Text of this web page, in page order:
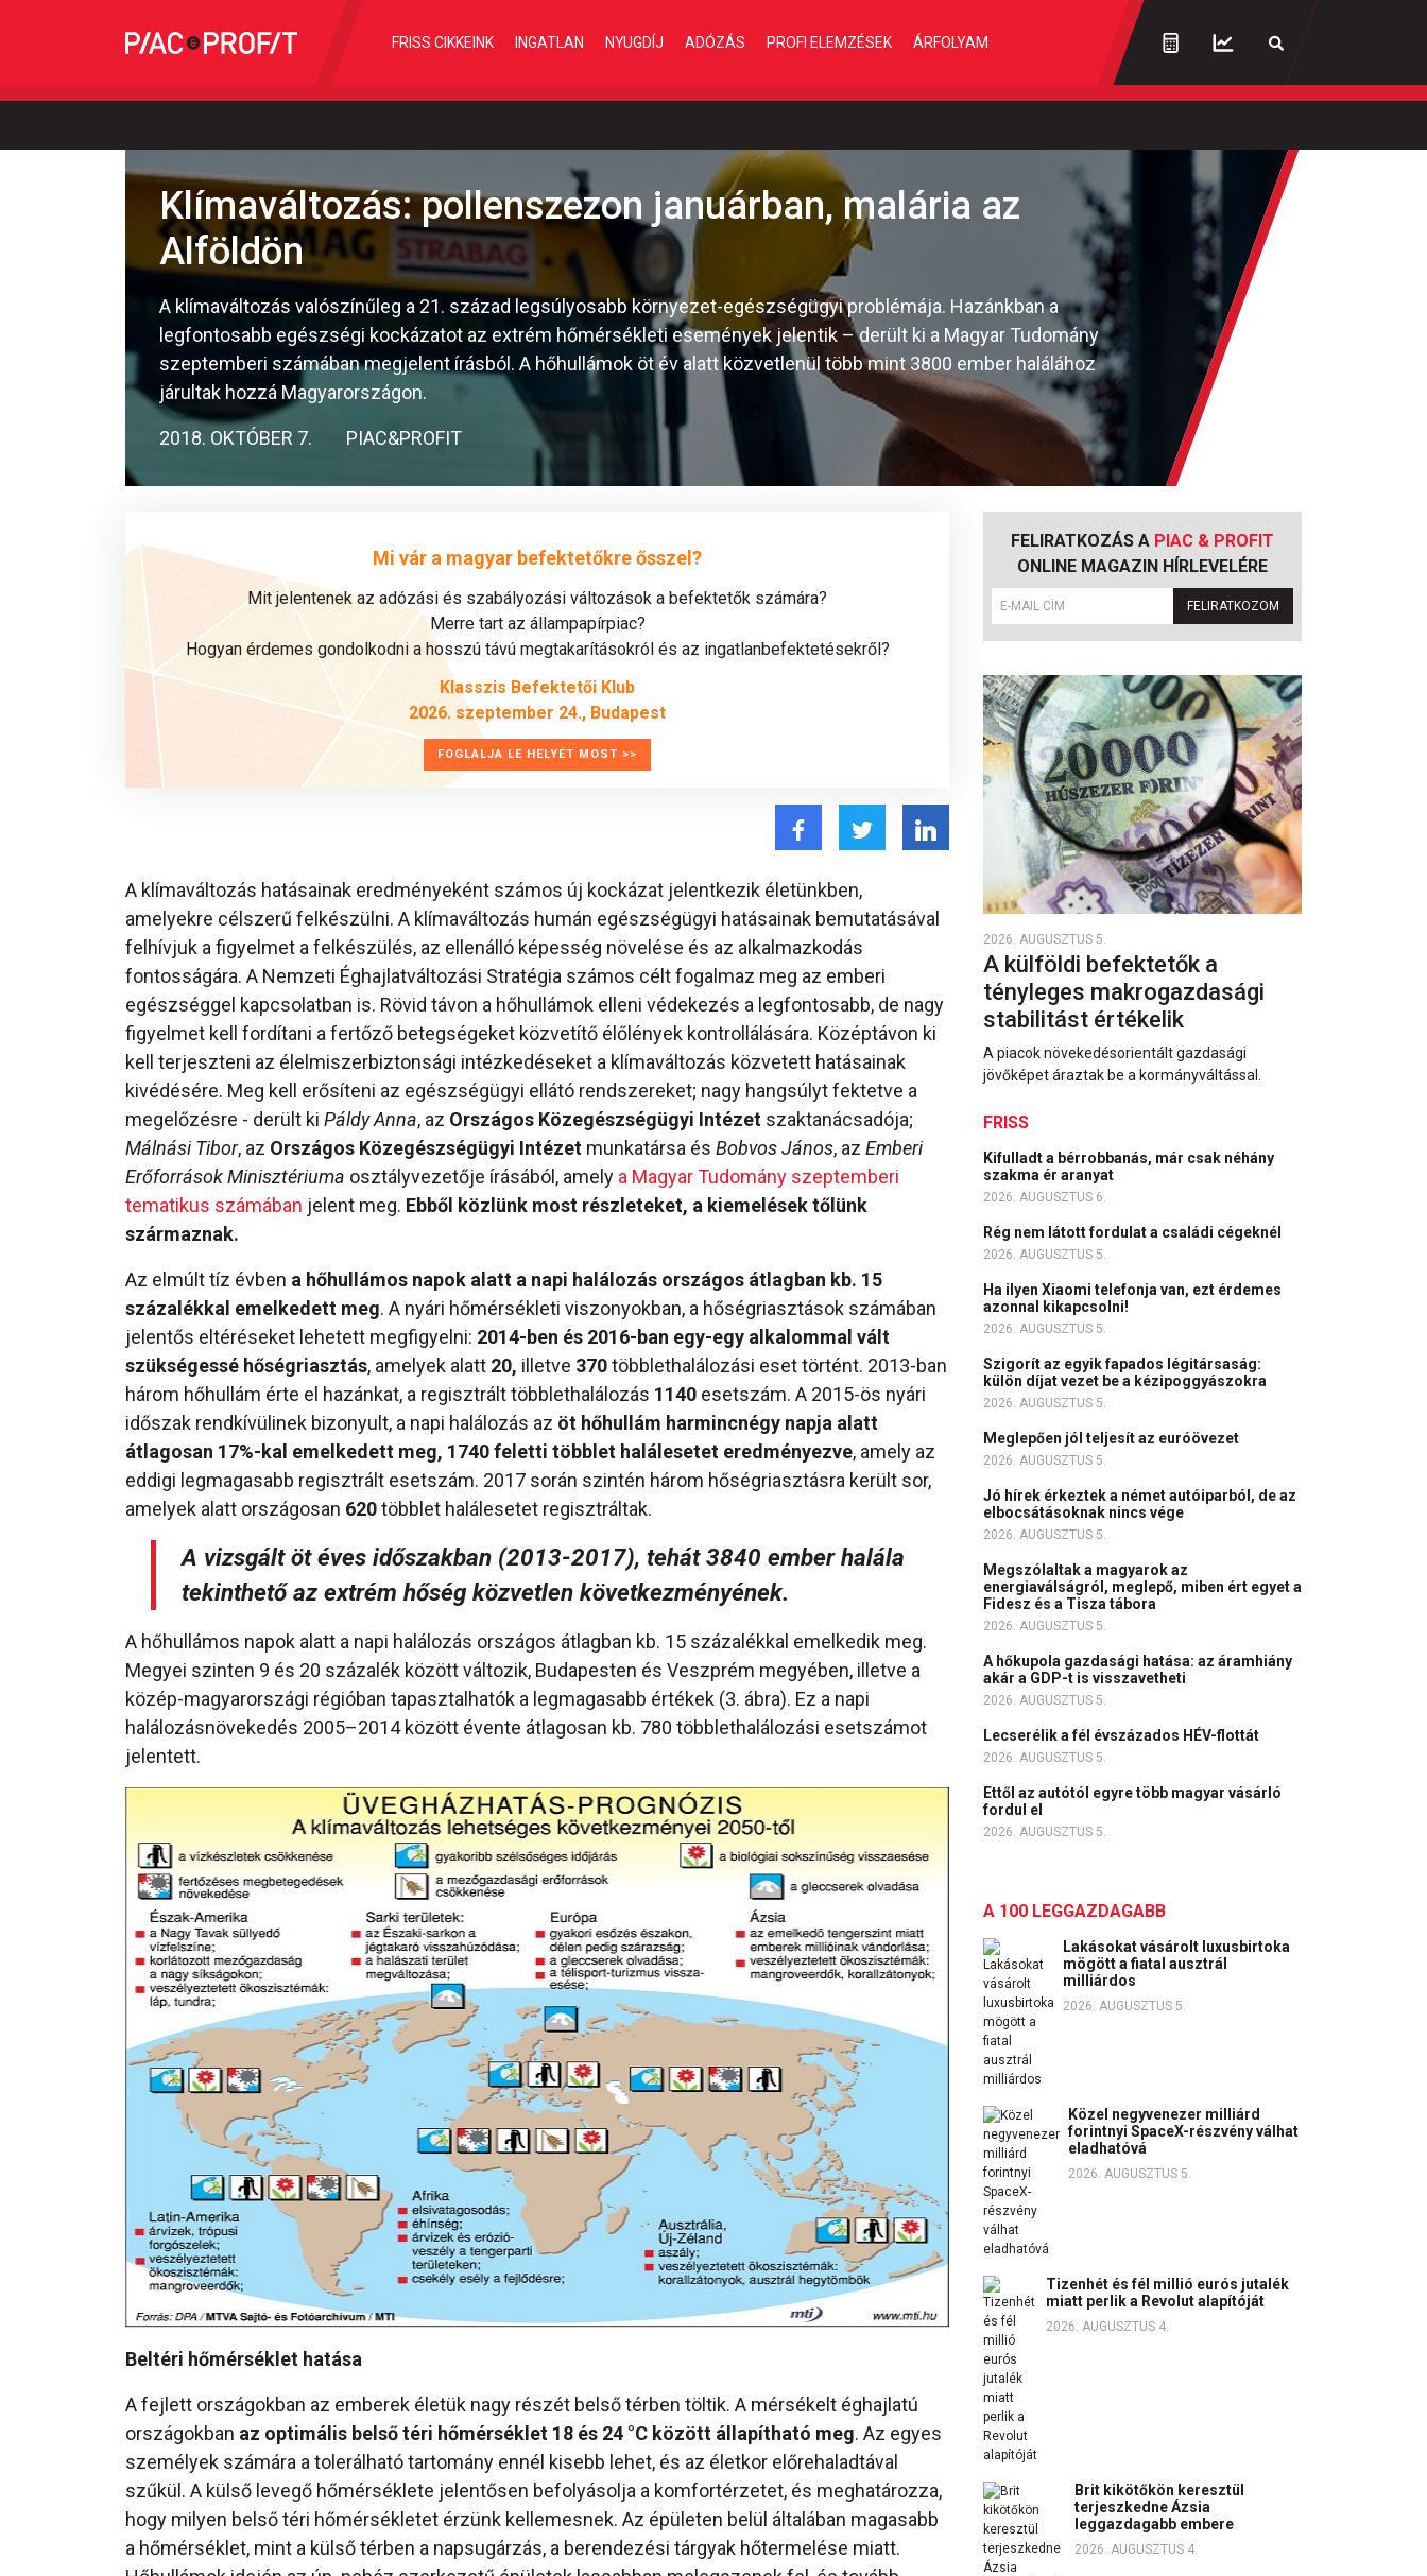
FRISS CIKKEINK INGATLAN NYUGDÍJ ADÓZÁS PROFI ELEMZÉSEK ÁRFOLYAM
Klímaváltozás: pollenszezon januárban, malária az
Alföldön
A klímaváltozás valószínűleg a 21. század legsúlyosabb környezet-egészségügyi problémája. Hazánkban a
legfontosabb egészségi kockázatot az extrém hőmérsékleti események jelentik – derült ki a Magyar Tudomány
szeptemberi számában megjelent írásból. A hőhullámok öt év alatt közvetlenül több mint 3800 ember halálához
járultak hozzá Magyarországon.
2018. OKTÓBER 7. PIAC&PROFIT
Mi vár a magyar befektetőkre ősszel?
Mit jelentenek az adózási és szabályozási változások a befektetők számára?
Merre tart az állampapírpiac?
Hogyan érdemes gondolkodni a hosszú távú megtakarításokról és az ingatlanbefektetésekről?
Klasszis Befektetői Klub
2026. szeptember 24., Budapest
FOGLALJA LE HELYÉT MOST >>
A klímaváltozás hatásainak eredményeként számos új kockázat jelentkezik életünkben,
amelyekre célszerű felkészülni. A klímaváltozás humán egészségügyi hatásainak bemutatásával
felhívjuk a figyelmet a felkészülés, az ellenálló képesség növelése és az alkalmazkodás
fontosságára. A Nemzeti Éghajlatváltozási Stratégia számos célt fogalmaz meg az emberi
egészséggel kapcsolatban is. Rövid távon a hőhullámok elleni védekezés a legfontosabb, de nagy
figyelmet kell fordítani a fertőző betegségeket közvetítő élőlények kontrollálására. Középtávon ki
kell terjeszteni az élelmiszerbiztonsági intézkedéseket a klímaváltozás közvetett hatásainak
kivédésére. Meg kell erősíteni az egészségügyi ellátó rendszereket; nagy hangsúlyt fektetve a
megelőzésre - derült ki Páldy Anna, az Országos Közegészségügyi Intézet szaktanácsadója;
Málnási Tibor, az Országos Közegészségügyi Intézet munkatársa és Bobvos János, az Emberi
Erőforrások Minisztériuma osztályvezetője írásából, amely a Magyar Tudomány szeptemberi
tematikus számában jelent meg. Ebből közlünk most részleteket, a kiemelések tőlünk
származnak.
Az elmúlt tíz évben a hőhullámos napok alatt a napi halálozás országos átlagban kb. 15
százalékkal emelkedett meg. A nyári hőmérsékleti viszonyokban, a hőségriasztások számában
jelentős eltéréseket lehetett megfigyelni: 2014-ben és 2016-ban egy-egy alkalommal vált
szükségessé hőségriasztás, amelyek alatt 20, illetve 370többlethalálozási eset történt. 2013-ban
három hőhullám érte el hazánkat, a regisztrált többlethalálozás 1140 esetszám. A 2015-ös nyári
időszak rendkívülinek bizonyult, a napi halálozás az öt hőhullám harmincnégy napja alatt
átlagosan 17%-kal emelkedett meg, 1740 feletti többlet halálesetet eredményezve, amely az
eddigi legmagasabb regisztrált esetszám. 2017 során szintén három hőségriasztásra került sor,
amelyek alatt országosan 620többlet halálesetet regisztráltak.
A vizsgált öt éves időszakban (2013-2017), tehát 3840 ember halála
tekinthető az extrém hőség közvetlen következményének.
A hőhullámos napok alatt a napi halálozás országos átlagban kb. 15 százalékkal emelkedik meg.
Megyei szinten 9 és 20 százalék között változik, Budapesten és Veszprém megyében, illetve a
közép-magyarországi régióban tapasztalhatók a legmagasabb értékek (3. ábra). Ez a napi
halálozásnövekedés 2005–2014 között évente átlagosan kb. 780 többlethalálozási esetszámot
jelentett.
Beltéri hőmérséklet hatása
A fejlett országokban az emberek életük nagy részét belső térben töltik. A mérsékelt éghajlatú
országokban az optimális belső téri hőmérséklet 18 és 24 °C között állapítható meg. Az egyes
személyek számára a tolerálható tartomány ennél kisebb lehet, és az életkor előrehaladtával
szűkül. A külső levegő hőmérséklete jelentősen befolyásolja a komfortérzetet, és meghatározza,
hogy milyen belső téri hőmérsékletet érzünk kellemesnek. Az épületen belül általában magasabb
a hőmérséklet, mint a külső térben a napsugárzás, a berendezési tárgyak hőtermelése miatt.
FELIRATKOZÁS A PIAC & PROFIT
ONLINE MAGAZIN HÍRLEVELÉRE
FELIRATKOZOM
2026. AUGUSZTUS 5.
A külföldi befektetők a
tényleges makrogazdasági
stabilitást értékelik
A piacok növekedésorientált gazdasági
jövőképet áraztak be a kormányváltással.
FRISS
Kifulladt a bérrobbanás, már csak néhány
szakma ér aranyat
2026. AUGUSZTUS 6.
Rég nem látott fordulat a családi cégeknél
2026. AUGUSZTUS 5.
Ha ilyen Xiaomi telefonja van, ezt érdemes
azonnal kikapcsolni!
2026. AUGUSZTUS 5.
Szigorít az egyik fapados légitársaság:
külön díjat vezet be a kézipoggyászokra
2026. AUGUSZTUS 5.
Meglepően jól teljesít az euróövezet
2026. AUGUSZTUS 5.
Jó hírek érkeztek a német autóiparból, de az
elbocsátásoknak nincs vége
2026. AUGUSZTUS 5.
Megszólaltak a magyarok az
energiaválságról, meglepő, miben ért egyet a
Fidesz és a Tisza tábora
2026. AUGUSZTUS 5.
A hőkupola gazdasági hatása: az áramhiány
akár a GDP-t is visszavetheti
2026. AUGUSZTUS 5.
Lecserélik a fél évszázados HÉV-flottát
2026. AUGUSZTUS 5.
Ettől az autótól egyre több magyar vásárló
fordul el
2026. AUGUSZTUS 5.
A 100 LEGGAZDAGABB
Lakásokat vásárolt luxusbirtoka
mögött a fiatal ausztrál
milliárdos
2026. AUGUSZTUS 5.
Közel negyvenezer milliárd
forintnyi SpaceX-részvény válhat
eladhatóvá
2026. AUGUSZTUS 5.
Tizenhét és fél millió eurós jutalék
miatt perlik a Revolut alapítóját
2026. AUGUSZTUS 4.
Brit kikötőkön keresztül
terjeszkedne Ázsia
leggazdagabb embere
2026. AUGUSZTUS 4.